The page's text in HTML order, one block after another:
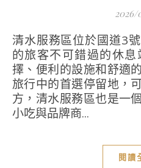
2026/
清水服務區位於國道3號的中間點，是南來北往
的旅客不可錯過的休
擇、便利的設施和舒適
旅行中的首選停留地，
方，清水服務區也是一
小吃與品牌商...
閱讀